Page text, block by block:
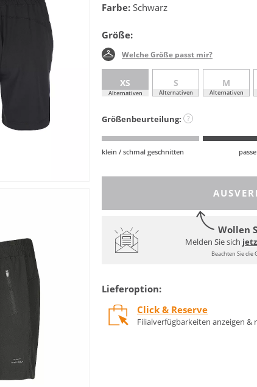
Farbe: Schwarz
Größe:
Welche Größe passt mir?
XS
Alternativen
S
Alternativen
M
Alternativen
Größenbeurteilung: ?
klein / schmal geschnitten
Wollen
Melden Sie sich
Beachten Sie
Lieferoption:
Click & Reserve
Filialverfügbarkeiten anzeigen &